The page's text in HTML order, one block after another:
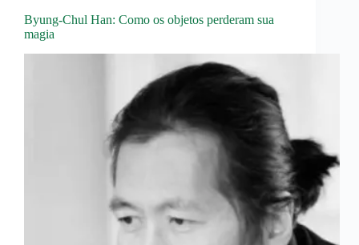
Byung-Chul Han: Como os objetos perderam sua
magia